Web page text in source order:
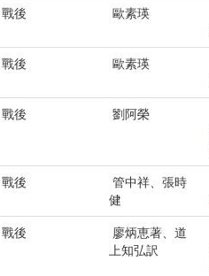
戰後 歐素瑛
戰後 歐素瑛
戰後 劉阿榮
戰後
管中祥、張時
健
戰後
廖炳恵著、道
上知弘訳